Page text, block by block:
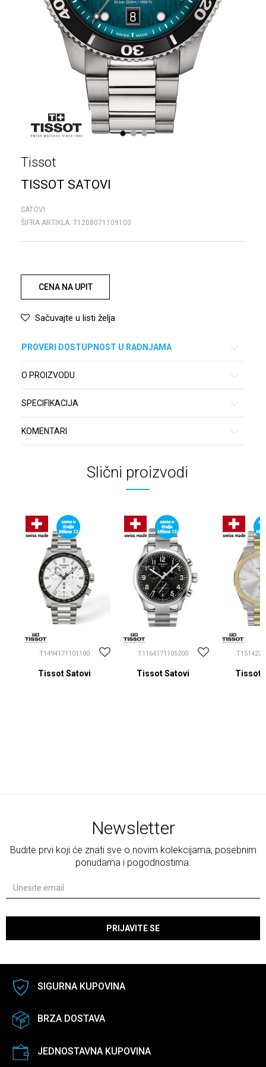
1 2 3
Tissot
TISSOT SATOVI
SATOVI
ŠIFRA ARTIKLA: T1208071109100
CENA NA UPIT
Sačuvajte u listi želja
PROVERI DOSTUPNOST U RADNJAMA
O PROIZVODU
SPECIFIKACIJA
KOMENTARI
Slični proizvodi
T1494171101100
Tissot Satovi
T1164171105200
Tissot Satovi Tissot
Newsletter
Budite prvi koji će znati sve o novim kolekcijama, posebnim
ponudama i pogodnostima.
PRIJAVITE SE
SIGURNA KUPOVINA
BRZA DOSTAVA
JEDNOSTAVNA KUPOVINA